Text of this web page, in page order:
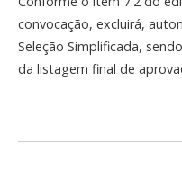
convocação, excluirá,
Seleção Simplificada,
da listagem final de